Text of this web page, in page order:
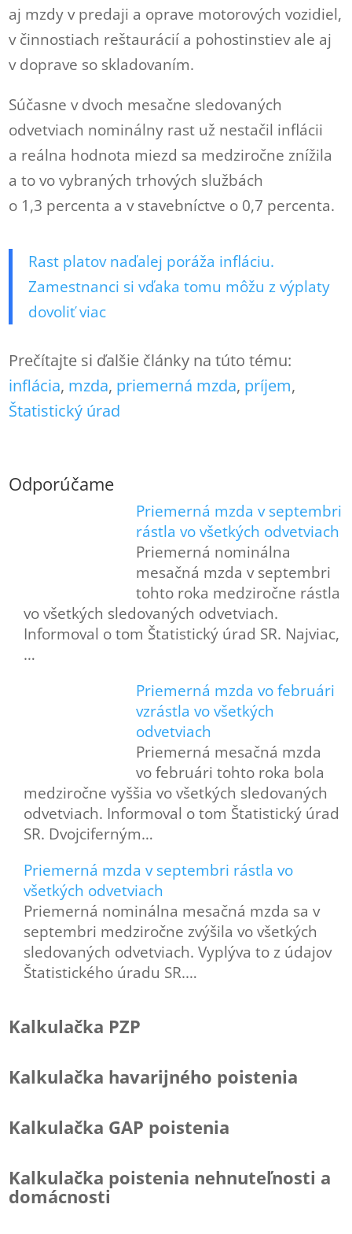
aj mzdy v predaji a oprave motorových vozidiel,
v činnostiach reštaurácií a pohostinstiev ale aj
v doprave so skladovaním.
Súčasne v dvoch mesačne sledovaných
odvetviach nominálny rast už nestačil inflácii
a reálna hodnota miezd sa medziročne znížila
a to vo vybraných trhových službách
o 1,3 percenta a v stavebníctve o 0,7 percenta.
Rast platov naďalej poráža infláciu.
Zamestnanci si vďaka tomu môžu z výplaty
dovoliť viac
Prečítajte si ďalšie články na túto tému:
inflácia, mzda, priemerná mzda, príjem
Štatistický úrad
Odporúčame
Priemerná mzda v septembri
rástla vo všetkých odvetviach
Priemerná nominálna
mesačná mzda v septembri
tohto roka medziročne rástla
vo všetkých sledovaných odvetviach.
Informoval o tom Štatistický úrad SR. Najviac,
…
Priemerná mzda vo februári
vzrástla vo všetkých
odvetviach
Priemerná mesačná mzda
vo februári tohto roka bola
medziročne vyššia vo všetkých sledovaných
odvetviach. Informoval o tom Štatistický úrad
SR. Dvojciferným…
Priemerná mzda v septembri rástla vo
všetkých odvetviach
Priemerná nominálna mesačná mzda sa v
septembri medziročne zvýšila vo všetkých
sledovaných odvetviach. Vyplýva to z údajov
Štatistického úradu SR.…
Kalkulačka PZP
Kalkulačka havarijného poistenia
Kalkulačka GAP poistenia
Kalkulačka poistenia nehnuteľnosti a
domácnosti